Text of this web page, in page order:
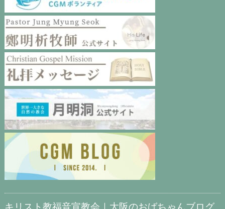
キリスト教福音宣教会｜大阪のおばちゃんブログ